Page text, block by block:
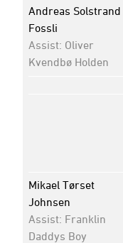
Andreas Solstrand
Fossli
Assist: Oliver
Kvendbø Holden
Mikael Tørset
Johnsen
Assist: Franklin
Daddys Boy